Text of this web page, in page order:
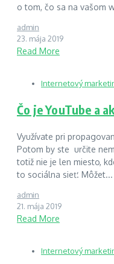
o tom, čo sa na vašom
admin
23. mája 2019
Read More
Internetový
Čo je YouTube a
Využívate pri
Potom by ste určite
totiž nie je len miesto,
to sociálna sieť. Môžet...
admin
21. mája 2019
Read More
Internetový